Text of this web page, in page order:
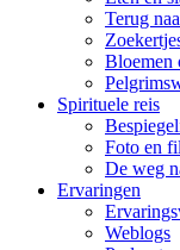
Terug
Bloemen
Spirituele reis
Foto en
De weg
Ervaringen
Weblogs